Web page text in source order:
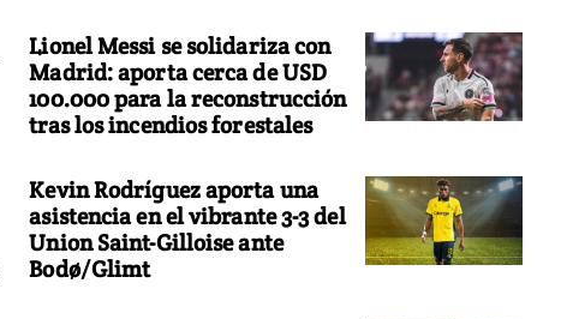
Lionel Messi se solidariza con
Madrid: aporta cerca de USD
100.000 para la reconstrucción
tras los incendios forestales
Kevin Rodríguez aporta una
asistencia en el vibrante 3-3 del
Union Saint-Gilloise ante
Bodø/Glimt